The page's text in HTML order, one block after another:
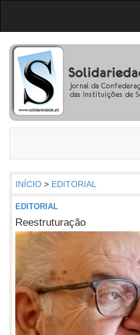
INÍCIO > EDITORIAL
EDITORIAL
Reestruturação